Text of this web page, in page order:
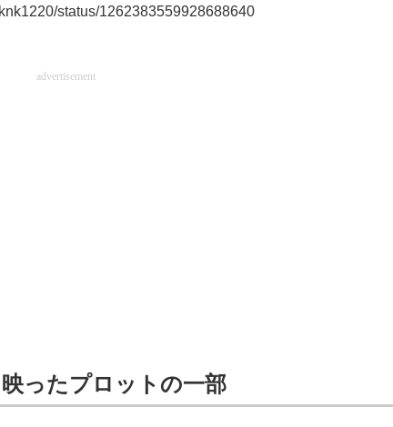
status/1262383559928688640
advertisement
ったプロットの一部